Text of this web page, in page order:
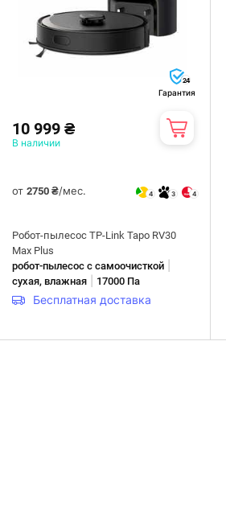
24
Гарантия
10 999 ₴
В наличии
от2750 ₴/мес. 4 3 4
Робот-пылесос TP-Link Tapo RV30
Max Plus
робот-пылесос с самоочисткой
сухая, влажная 17000 Па
Бесплатная доставка